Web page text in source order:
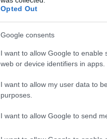
Opted Out
Google consents
I want to allow Google to enable
web or device identifiers in apps.
I want to allow my user data to
purposes.
I want to allow Google to send